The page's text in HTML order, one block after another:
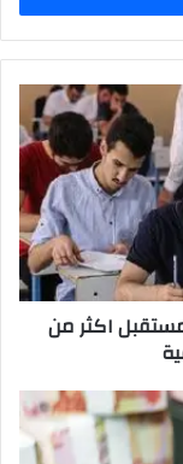
مستقبل اكثر من